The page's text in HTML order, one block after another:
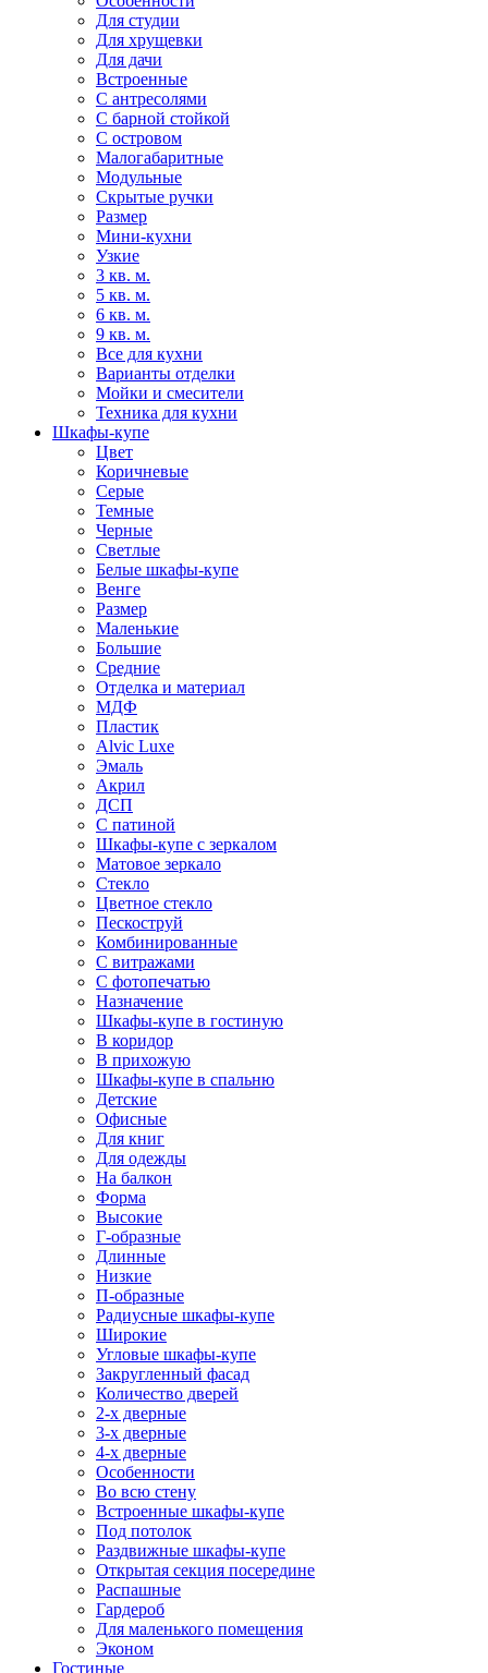
Для студии
Для хрущевки
Для дачи
Встроенные
С антресолями
С барной стойкой
С островом
Малогабаритные
Модульные
Скрытые ручки
Размер
Мини-кухни
Узкие
3 кв. м.
5 кв. м.
6 кв. м.
9 кв. м.
Все для кухни
Варианты отделки
Мойки и смесители
Техника для кухни
Шкафы-купе
Цвет
Коричневые
Серые
Темные
Черные
Светлые
Белые шкафы-купе
Венге
Размер
Маленькие
Большие
Средние
Отделка и материал
МДФ
Пластик
Alvic Luxe
Эмаль
Акрил
ДСП
С патиной
Шкафы-купе с зеркалом
Матовое зеркало
Стекло
Цветное стекло
Пескоструй
Комбинированные
С витражами
С фотопечатью
Назначение
Шкафы-купе в гостиную
В коридор
В прихожую
Шкафы-купе в спальню
Детские
Офисные
Для книг
Для одежды
На балкон
Форма
Высокие
Г-образные
Длинные
Низкие
П-образные
Радиусные шкафы-купе
Широкие
Угловые шкафы-купе
Закругленный фасад
Количество дверей
2-х дверные
3-х дверные
4-х дверные
Особенности
Во всю стену
Встроенные шкафы-купе
Под потолок
Раздвижные шкафы-купе
Открытая секция посередине
Распашные
Гардероб
Для маленького помещения
Эконом
Гостиные